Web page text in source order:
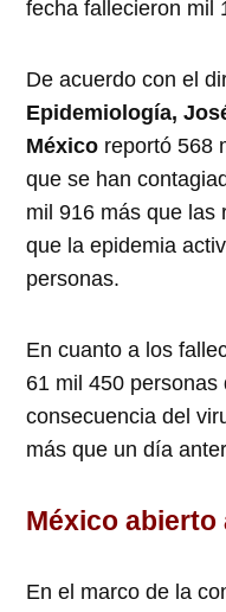
fecha fallecieron mil
De acuerdo con el
Epidemiología,
México reportó 568
que se han
mil 916 más que las
que la epidemia
personas.
En cuanto a los
61 mil 450
consecuencia del
más que un día
México abierto
En el marco de la